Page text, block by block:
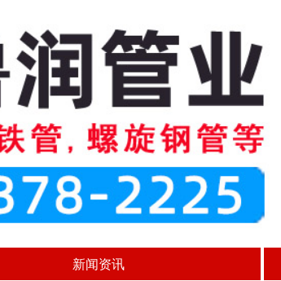
新闻资讯